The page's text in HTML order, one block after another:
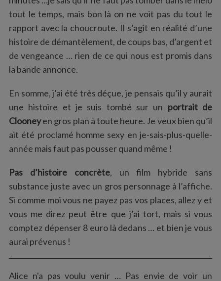
tout le temps, mais bon là on ne voit pas du tout le
rapport avec la choucroute. Il s’agit en réalité d’une
histoire de démantèlement, de coups bas, d’argent et
de vengeance … rien de ce qui nous est promis dans
la bande annonce.
En somme, j’ai été très déçue, je pensais qu’il y aurait
une histoire et je suis tombé sur un portrait de
Clooneyen gros plan à toute heure. Je veux bien qu’il
ait été proclamé homme sexy en je-sais-plus-quelle-
année mais faut pas pousser quand même !
Pas d’histoire concrète, un film hybride sans
substance juste avec un gros personnage à l’affiche.
Si comme moi vous ne payez pas vos places, allez y et
vous me direz peut être que j’ai tort, mais si vous
comptez dépenser 8 euro là dedans … et bien je vous
aurai prévenus !
Alice n'a pas voulu venir … Pas envie de voir un